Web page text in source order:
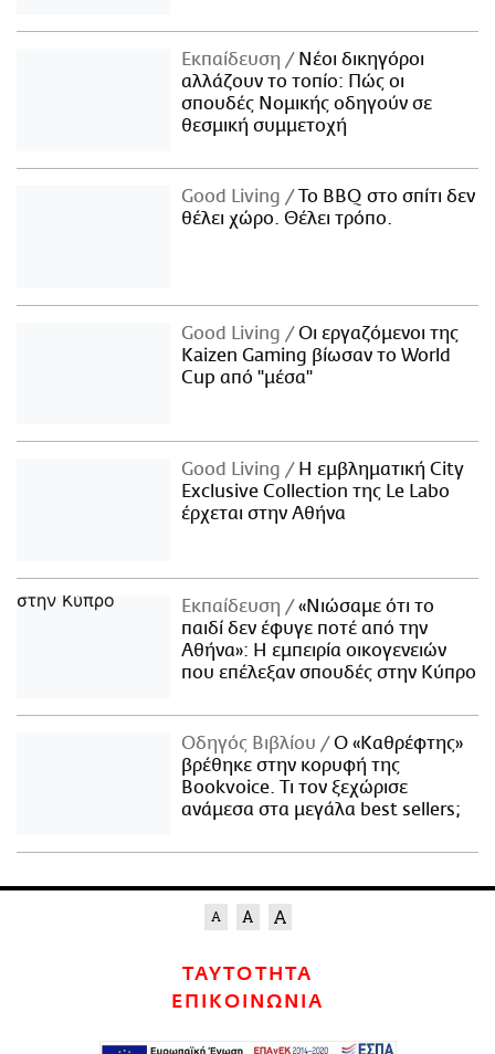
Εκπαίδευση
Νέοι δικηγόροι
αλλάζουν το τοπίο: Πώς οι
σπουδές Νομικής οδηγούν σε
θεσμική συμμετοχή
Good Living
Το BBQ στο σπίτι δεν
θέλει χώρο. Θέλει τρόπο.
Good Living
Οι εργαζόμενοι της
Kaizen Gaming βίωσαν το World
Cup από "μέσα"
Good Living
Η εμβληματική City
Exclusive Collection της Le Labo
έρχεται στην Αθήνα
Εκπαίδευση
«Νιώσαμε ότι το
παιδί δεν έφυγε ποτέ από την
Αθήνα»: Η εμπειρία οικογενειών
που επέλεξαν σπουδές στην Κύπρο
Οδηγός Βιβλίου
Ο «Καθρέφτης»
βρέθηκε στην κορυφή της
Bookvoice. Τι τον ξεχώρισε
ανάμεσα στα μεγάλα best sellers;
ΤΑΥΤΟΤΗΤΑ
ΕΠΙΚΟΙΝΩΝΙΑ